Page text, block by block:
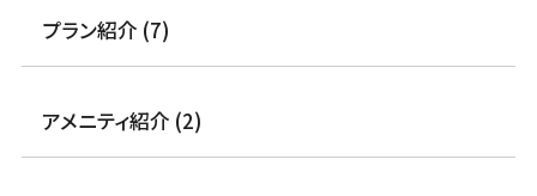
プラン紹介 (7)
アメニティ紹介 (2)